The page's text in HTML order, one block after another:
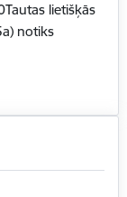
lietišķās
notiks